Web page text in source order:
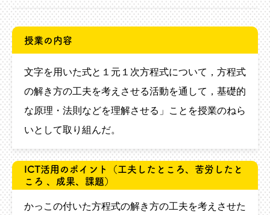
授業の内容
文字を用いた式と１元１次方程式について，方程式
の解き方の工夫を考えさせる活動を通して，基礎的
な原理・法則などを理解させる」ことを授業のねら
いとして取り組んだ。
ICT活用のポイント
（工夫したところ、苦労したと
ころ 、成果、課題）
かっこの付いた方程式の解き方の工夫を考えさせた